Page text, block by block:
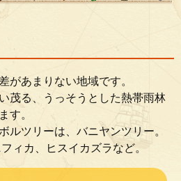
があまりない地域です。
茂る、うっそうとした熱帯雨林
す。
ルツリーは、バニヤンツリー。
ィカ、ヒスイカズラなど。